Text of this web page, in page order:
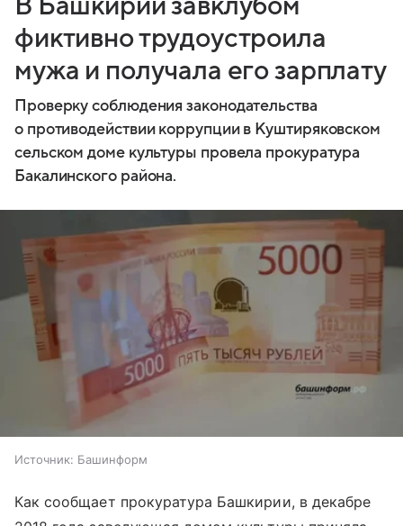
фиктивно трудоустроила
мужа и получала его зарплату
Проверку соблюдения законодательства
о противодействии коррупции в Куштиряковском
сельском доме культуры провела прокуратура
Бакалинского района.
Источник: Башинформ
Как сообщает прокуратура Башкирии, в декабре